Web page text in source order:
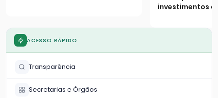
investimentos
ampliar a rede
ACESSO RÁPIDO
Transparência
Secretarias e Órgãos